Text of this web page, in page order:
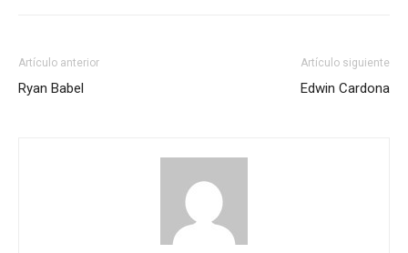
Artículo anterior
Ryan Babel
Artículo siguiente
Edwin Cardona